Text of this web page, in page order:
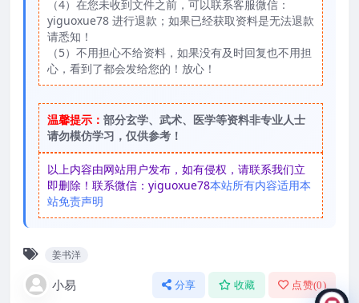
（4）在您未收到文件之前，可以联系客服微信：
yiguoxue78 进行退款；如果已经获取资料是无法退款
请悉知！
（5）不用担心不给资料，如果没有及时回复也不用担
心，看到了都会发给您的！放心！
温馨提示： 部分玄学、武术、医学等资料非专业人士
请勿模仿学习，仅供参考！
以上内容由网站用户发布，如有侵权，请联系我们立
即删除！联系微信：yiguoxue78本站所有内容适用本
站免责声明
姜书洋
小易 分享 收藏 点赞(0)